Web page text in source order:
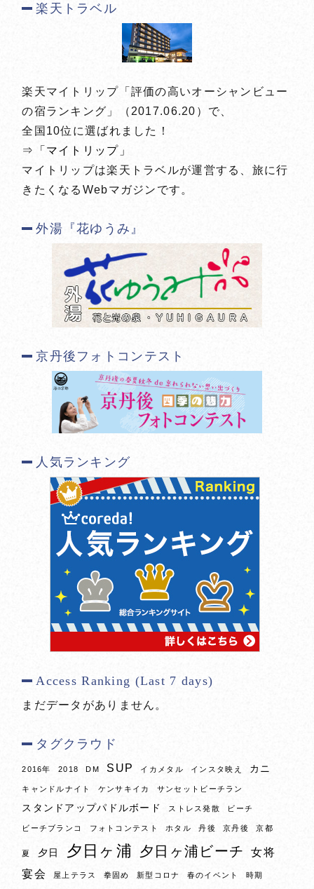
楽天トラベル
楽天マイトリップ「評価の高いオーシャンビュー
の宿ランキング」（2017.06.20）で、
全国10位に選ばれました！
⇒「マイトリップ」
マイトリップは楽天トラベルが運営する、旅に行
きたくなるWebマガジンです。
外湯『花ゆうみ』
京丹後フォトコンテスト
人気ランキング
Access Ranking (Last 7 days)
まだデータがありません。
タグクラウド
2016年 2018 DM SUP イカメタル インスタ映え カニ
キャンドルナイト ケンサキイカ サンセットビーチラン
スタンドアップパドルボード ストレス発散 ビーチ
ビーチブランコ フォトコンテスト ホタル 丹後 京丹後 京都
夏 夕日 夕日ヶ浦 夕日ヶ浦ビーチ
女将
宴会
屋上テラス 拳固め 新型コロナ 春のイベント 時期